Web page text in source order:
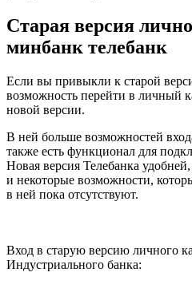
Старая версия
минбанк телебанк
Если вы привыкли к старой
возможность перейти в личный
новой версии.
В ней больше возможностей
также есть функционал для
Новая версия Телебанка
и некоторые возможности,
в ней пока отсутствуют.
Вход в старую версию личного
Индустриального банка: